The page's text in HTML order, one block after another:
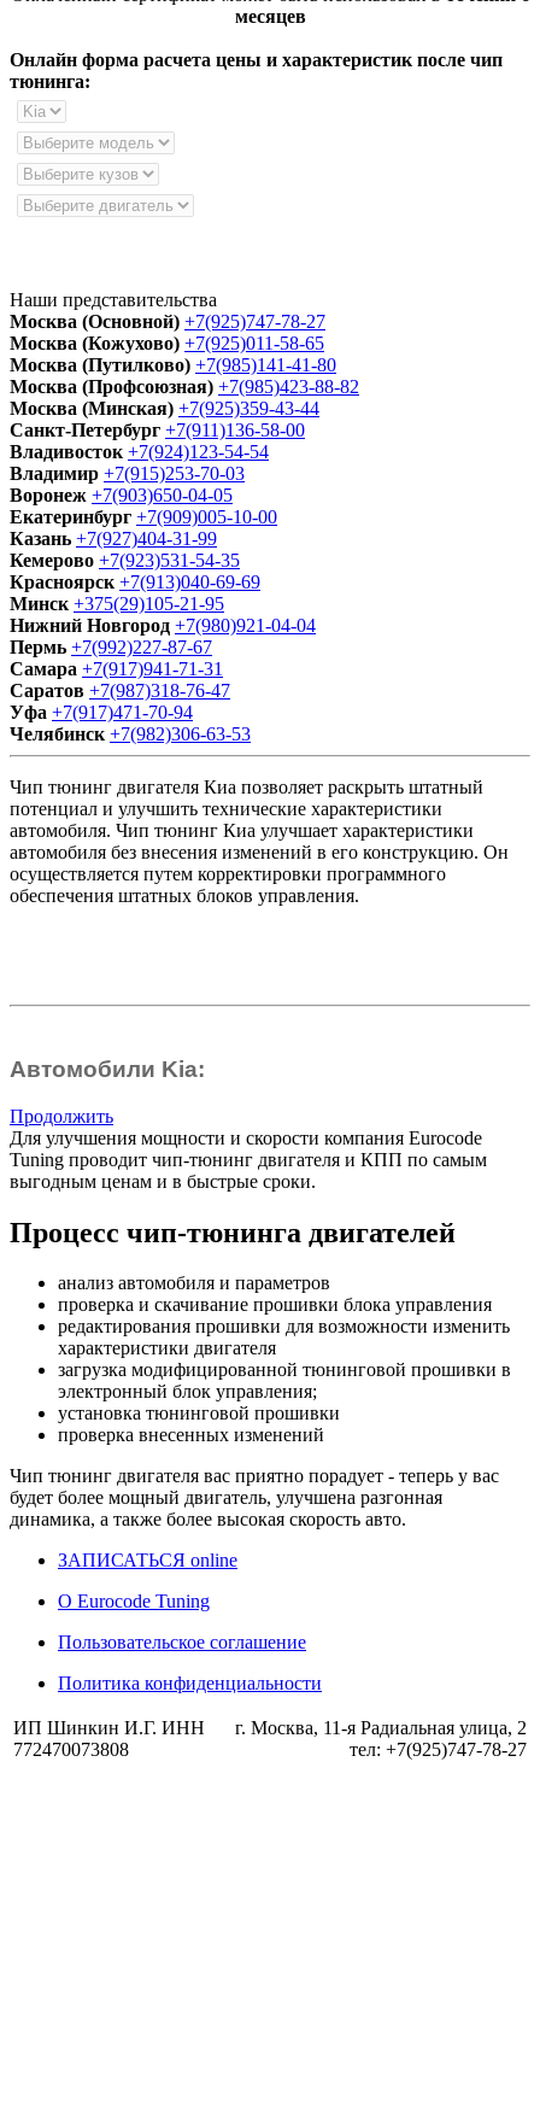
месяцев
Онлайн форма расчета цены и характеристик после чип
тюнинга:
Наши представительства
Москва (Основной) +7(925)747-78-27
Москва (Кожухово) +7(925)011-58-65
Москва (Путилково) +7(985)141-41-80
Москва (Профсоюзная) +7(985)423-88-82
Москва (Минская) +7(925)359-43-44
Санкт-Петербург +7(911)136-58-00
Владивосток +7(924)123-54-54
Владимир +7(915)253-70-03
Воронеж +7(903)650-04-05
Екатеринбург +7(909)005-10-00
Казань +7(927)404-31-99
Кемерово +7(923)531-54-35
Красноярск +7(913)040-69-69
Минск +375(29)105-21-95
Нижний Новгород +7(980)921-04-04
Пермь +7(992)227-87-67
Самара +7(917)941-71-31
Саратов +7(987)318-76-47
Уфа +7(917)471-70-94
Челябинск +7(982)306-63-53
Чип тюнинг двигателя Киа позволяет раскрыть штатный
потенциал и улучшить технические характеристики
автомобиля. Чип тюнинг Киа улучшает характеристики
автомобиля без внесения изменений в его конструкцию. Он
осуществляется путем корректировки программного
обеспечения штатных блоков управления.
Автомобили Kia:
Продолжить
Для улучшения мощности и скорости компания Eurocode
Tuning проводит чип-тюнинг двигателя и КПП по самым
выгодным ценам и в быстрые сроки.
Процесс чип-тюнинга двигателей
анализ автомобиля и параметров
проверка и скачивание прошивки блока управления
редактирования прошивки для возможности изменить
характеристики двигателя
загрузка модифицированной тюнинговой прошивки в
электронный блок управления;
установка тюнинговой прошивки
проверка внесенных изменений
Чип тюнинг двигателя вас приятно порадует - теперь у вас
будет более мощный двигатель, улучшена разгонная
динамика, а также более высокая скорость авто.
ЗАПИСАТЬСЯ online
О Eurocode Tuning
Пользовательское соглашение
Политика конфиденциальности
ИП Шинкин И.Г. ИНН
772470073808
г. Москва, 11-я Радиальная улица, 2
тел: +7(925)747-78-27